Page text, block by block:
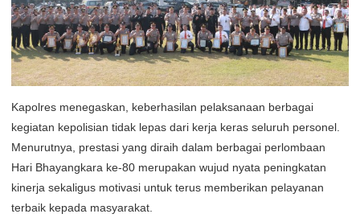
Kapolres menegaskan, keberhasilan pelaksanaan berbagai
kegiatan kepolisian tidak lepas dari kerja keras seluruh personel.
Menurutnya, prestasi yang diraih dalam berbagai perlombaan
Hari Bhayangkara ke-80 merupakan wujud nyata peningkatan
kinerja sekaligus motivasi untuk terus memberikan pelayanan
terbaik kepada masyarakat.